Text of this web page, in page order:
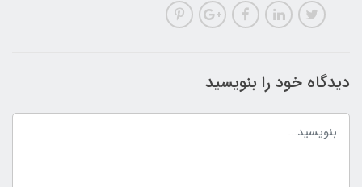
دیدگاه خود را بنویسید